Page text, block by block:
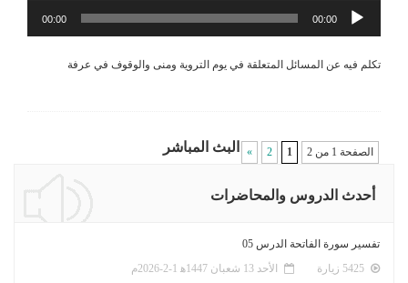
مشغل
الصوت
00:00
00:00
تكلم فيه عن المسائل المتعلقة في يوم التروية ومنى والوقوف في عرفة
الصفحة 1 من 2 1
2
» البث المباشر
أحدث الدروس والمحاضرات
تفسير سورة الفاتحة الدرس 05
الأحد 13 شعبان 1447ﻫ 1-2-2026م